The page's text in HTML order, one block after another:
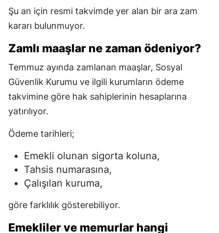
Şu an için resmi takvimde yer alan bir ara zam
kararı bulunmuyor.
Zamlı maaşlar ne zaman ödeniyor?
Temmuz ayında zamlanan maaşlar, Sosyal
Güvenlik Kurumu ve ilgili kurumların ödeme
takvimine göre hak sahiplerinin hesaplarına
yatırılıyor.
Ödeme tarihleri;
Emekli olunan sigorta koluna,
Tahsis numarasına,
Çalışılan kuruma,
göre farklılık gösterebiliyor.
Emekliler ve memurlar hangi